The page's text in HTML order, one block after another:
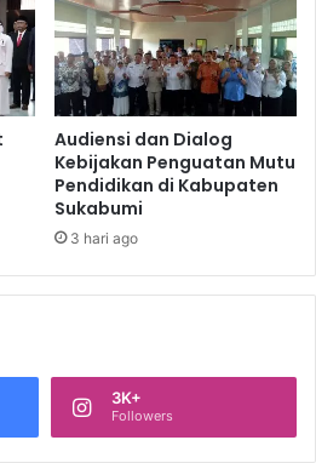
Audiensi dan Dialog
Kebijakan Penguatan Mutu
Pendidikan di Kabupaten
Sukabumi
3 hari ago
3K+
Followers